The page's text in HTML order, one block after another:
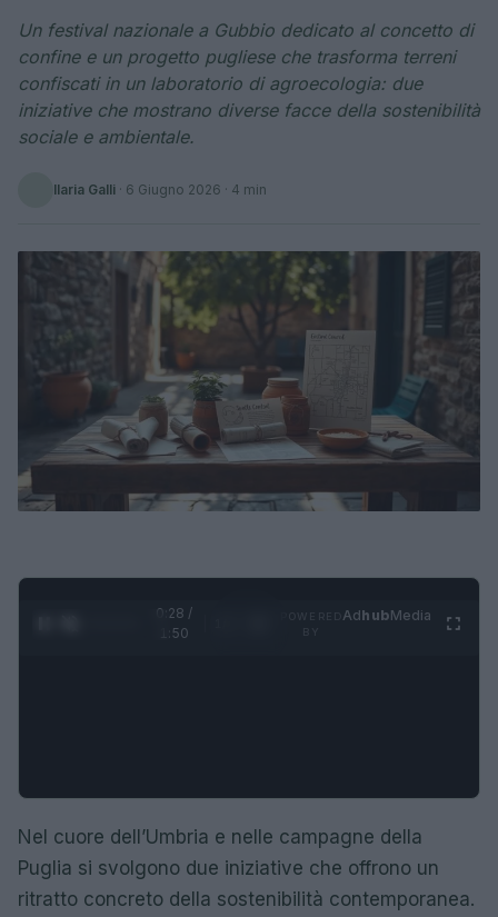
Un festival nazionale a Gubbio dedicato al concetto di
confine e un progetto pugliese che trasforma terreni
confiscati in un laboratorio di agroecologia: due
iniziative che mostrano diverse facce della sostenibilità
sociale e ambientale.
Ilaria Galli · 6 Giugno 2026 · 4 min
0:29 /
1:50
AdhubMedia
Nel cuore dell’Umbria e nelle campagne della
Puglia si svolgono due iniziative che offrono un
ritratto concreto della sostenibilità contemporanea.